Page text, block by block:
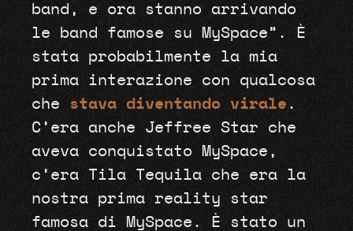
band, e ora stanno arrivando
le band famose su MySpace”. È
stata probabilmente la mia
prima interazione con qualcosa
che
stava diventando virale .
C’era anche Jeffree Star che
aveva conquistato MySpace,
c’era Tila Tequila che era la
nostra prima reality star
famosa di MySpace. È stato un